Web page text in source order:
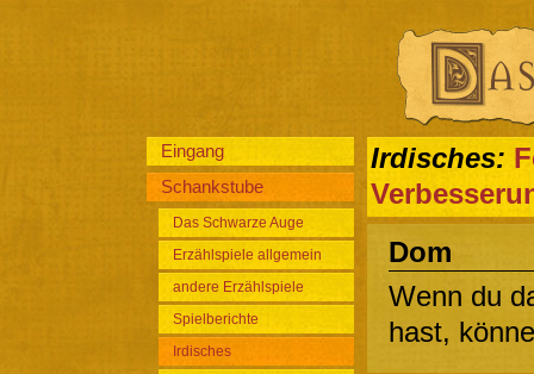
Eingang
Schankstube
Das Schwarze Auge
Erzählspiele allgemein
andere Erzählspiele
Spielberichte
Irdisches
Irdisches:
Dom
Wenn du
hast,